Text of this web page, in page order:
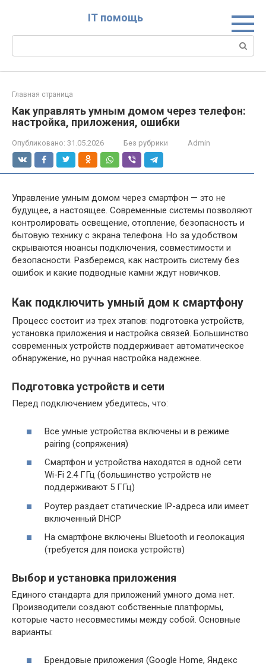
IT помощь
Поиск:
Главная страница
Как управлять умным домом через телефон:
настройка, приложения, ошибки
Опубликовано: 31.05.2026 Без рубрики Admin
Управление умным домом через смартфон — это не
будущее, а настоящее. Современные системы позволяют
контролировать освещение, отопление, безопасность и
бытовую технику с экрана телефона. Но за удобством
скрываются нюансы подключения, совместимости и
безопасности. Разберемся, как настроить систему без
ошибок и какие подводные камни ждут новичков.
Как подключить умный дом к смартфону
Процесс состоит из трех этапов: подготовка устройств,
установка приложения и настройка связей. Большинство
современных устройств поддерживает автоматическое
обнаружение, но ручная настройка надежнее.
Подготовка устройств и сети
Перед подключением убедитесь, что:
Все умные устройства включены и в режиме
pairing (сопряжения)
Смартфон и устройства находятся в одной сети
Wi-Fi 2.4 ГГц (большинство устройств не
поддерживают 5 ГГц)
Роутер раздает статические IP-адреса или имеет
включенный DHCP
На смартфоне включены Bluetooth и геолокация
(требуется для поиска устройств)
Выбор и установка приложения
Единого стандарта для приложений умного дома нет.
Производители создают собственные платформы,
которые часто несовместимы между собой. Основные
варианты:
Брендовые приложения (Google Home, Яндекс